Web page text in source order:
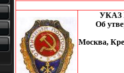
УКАЗ
Об
Москва,